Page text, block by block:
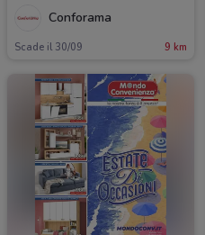
Conforama
Scade il 30/09 9 km